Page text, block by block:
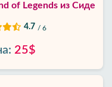
of Legends из Сиде
4.7 / 6
25$